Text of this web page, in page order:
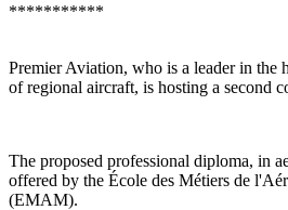
***********
Premier Aviation, who is a leader in the
of regional aircraft, is hosting a second
The proposed professional diploma, in
offered by the École des Métiers de
(EMAM).